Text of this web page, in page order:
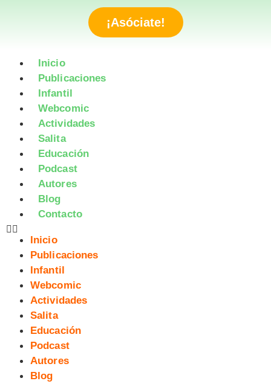
¡Asóciate!
Inicio
Publicaciones
Infantil
Webcomic
Actividades
Salita
Educación
Podcast
Autores
Blog
Contacto
Inicio
Publicaciones
Infantil
Webcomic
Actividades
Salita
Educación
Podcast
Autores
Blog